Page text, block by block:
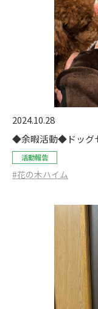
2024.10.28
◆余暇活動◆ドッグ
活動報告
#花の木ハイム